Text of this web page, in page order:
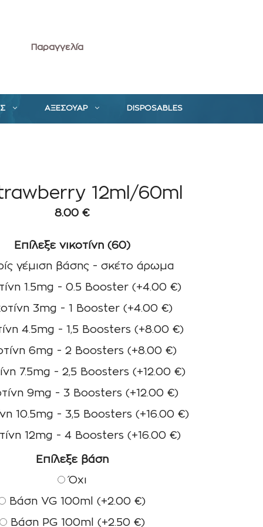
Παραγγελία
ΑΞΕΣΟΥΑΡ DISPOSABLES
12ml/60ml
8.00€
Επίλεξε νικοτίνη (60)
γέμιση βάσης - σκέτο άρωμα
1.5mg - 0.5 Booster (+4.00 €)
3mg - 1 Booster (+4.00 €)
4.5mg - 1,5 Boosters (+8.00 €)
6mg - 2 Boosters (+8.00 €)
7.5mg - 2,5 Boosters(+12.00€)
9mg - 3 Boosters (+12.00 €)
10.5mg - 3,5 Boosters(+16.00€)
12mg - 4 Boosters (+16.00 €)
Επίλεξε βάση
Όχι
Βάση VG 100ml(+2.00€)
Βάση PG 100ml (+2.50 €)